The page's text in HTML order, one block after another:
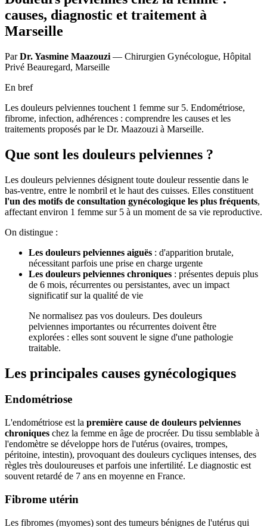
causes, diagnostic et traitement à
Marseille
ParDr. Yasmine Maazouzi — Chirurgien Gynécologue, Hôpital
Privé Beauregard, Marseille
En bref
Les douleurs pelviennes touchent 1 femme sur 5. Endométriose,
fibrome, infection, adhérences : comprendre les causes et les
traitements proposés par le Dr. Maazouzi à Marseille.
Que sont les douleurs pelviennes ?
Les douleurs pelviennes désignent toute douleur ressentie dans le
bas-ventre, entre le nombril et le haut des cuisses. Elles constituent
l'un des motifs de consultation gynécologique les plus fréquents,
affectant environ 1 femme sur 5 à un moment de sa vie reproductive.
On distingue :
Les douleurs pelviennes aiguës : d'apparition brutale,
nécessitant parfois une prise en charge urgente
Les douleurs pelviennes chroniques : présentes depuis plus
de 6 mois, récurrentes ou persistantes, avec un impact
significatif sur la qualité de vie
Ne normalisez pas vos douleurs. Des douleurs
pelviennes importantes ou récurrentes doivent être
explorées : elles sont souvent le signe d'une pathologie
traitable.
Les principales causes gynécologiques
Endométriose
L'endométriose est la première cause de douleurs pelviennes
chroniques chez la femme en âge de procréer. Du tissu semblable à
l'endomètre se développe hors de l'utérus (ovaires, trompes,
péritoine, intestin), provoquant des douleurs cycliques intenses, des
règles très douloureuses et parfois une infertilité. Le diagnostic est
souvent retardé de 7 ans en moyenne en France.
Fibrome utérin
Les fibromes (myomes) sont des tumeurs bénignes de l'utérus qui